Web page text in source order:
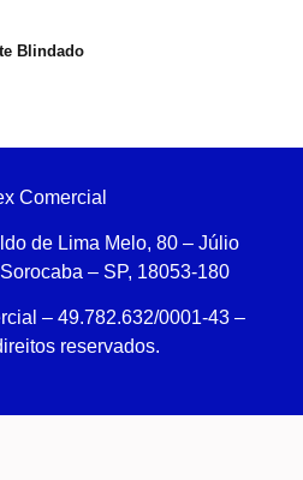
Blindado
Comercial
de Lima Melo, 80 – Júlio
– SP, 18053-180
– 49.782.632/0001-43 –
reservados.